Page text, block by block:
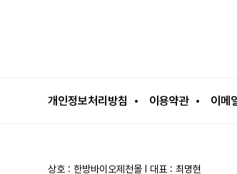
개인정보처리방침 이용약관 이메
상호 : 한방바이오제천몰 l 대표 : 최명현